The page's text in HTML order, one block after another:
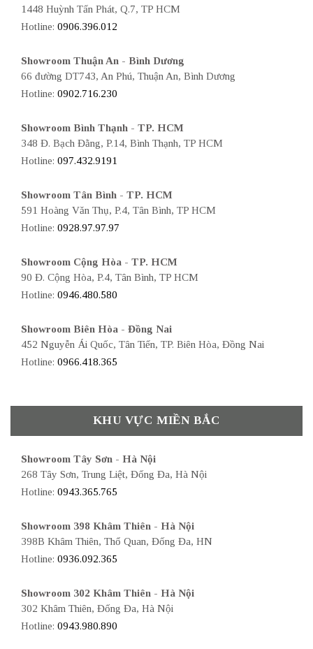
1448 Huỳnh Tấn Phát, Q.7, TP HCM
Hotline: 0906.396.012
Showroom Thuận An - Bình Dương
66 đường DT743, An Phú, Thuận An, Bình Dương
Hotline: 0902.716.230
Showroom Bình Thạnh - TP. HCM
348 Đ. Bạch Đằng, P.14, Bình Thạnh, TP HCM
Hotline: 097.432.9191
Showroom Tân Bình - TP. HCM
591 Hoàng Văn Thụ, P.4, Tân Bình, TP HCM
Hotline: 0928.97.97.97
Showroom Cộng Hòa - TP. HCM
90 Đ. Cộng Hòa, P.4, Tân Bình, TP HCM
Hotline: 0946.480.580
Showroom Biên Hòa - Đồng Nai
452 Nguyễn Ái Quốc, Tân Tiến, TP. Biên Hòa, Đồng Nai
Hotline: 0966.418.365
KHU VỰC MIỀN BẮC
Showroom Tây Sơn - Hà Nội
268 Tây Sơn, Trung Liệt, Đống Đa, Hà Nội
Hotline: 0943.365.765
Showroom 398 Khâm Thiên - Hà Nội
398B Khâm Thiên, Thổ Quan, Đống Đa, HN
Hotline: 0936.092.365
Showroom 302 Khâm Thiên - Hà Nội
302 Khâm Thiên, Đống Đa, Hà Nội
Hotline: 0943.980.890